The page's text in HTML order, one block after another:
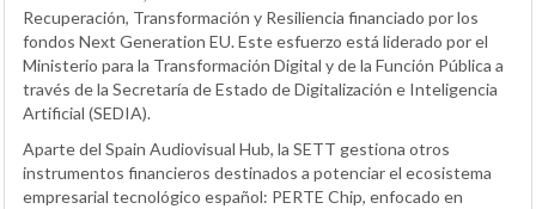
Recuperación, Transformación y Resiliencia financiado por los
fondos Next Generation EU. Este esfuerzo está liderado por el
Ministerio para la Transformación Digital y de la Función Pública a
través de la Secretaría de Estado de Digitalización e Inteligencia
Artificial (SEDIA).
Aparte del Spain Audiovisual Hub, la SETT gestiona otros
instrumentos financieros destinados a potenciar el ecosistema
empresarial tecnológico español: PERTE Chip, enfocado en